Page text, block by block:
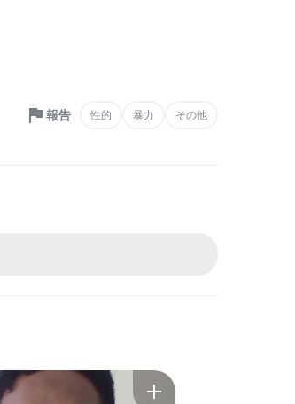
報告 性的 暴力 その他